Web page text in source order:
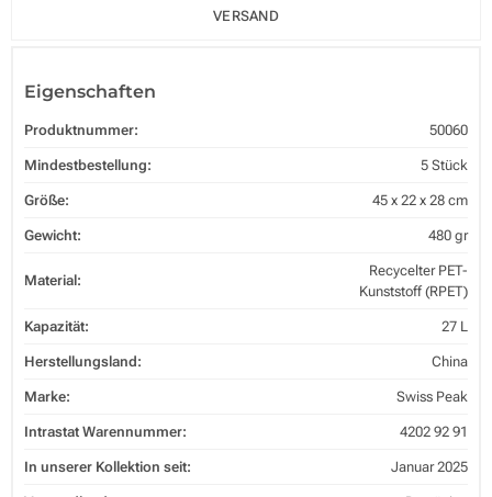
VERSAND
Eigenschaften
Produktnummer: 50060
Mindestbestellung: 5 Stück
Größe: 45 x 22 x 28 cm
Gewicht: 480 gr
Material:
Recycelter PET-
Kunststoff (RPET)
Kapazität: 27 L
Herstellungsland: China
Marke: Swiss Peak
Intrastat Warennummer: 4202 92 91
In unserer Kollektion seit: Januar 2025